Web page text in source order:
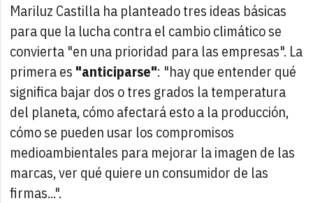
Mariluz Castilla ha planteado tres ideas básicas
para que la lucha contra el cambio climático se
convierta "en una prioridad para las empresas". La
primera es "anticiparse": "hay que entender qué
significa bajar dos o tres grados la temperatura
del planeta, cómo afectará esto a la producción,
cómo se pueden usar los compromisos
medioambientales para mejorar la imagen de las
marcas, ver qué quiere un consumidor de las
firmas...".